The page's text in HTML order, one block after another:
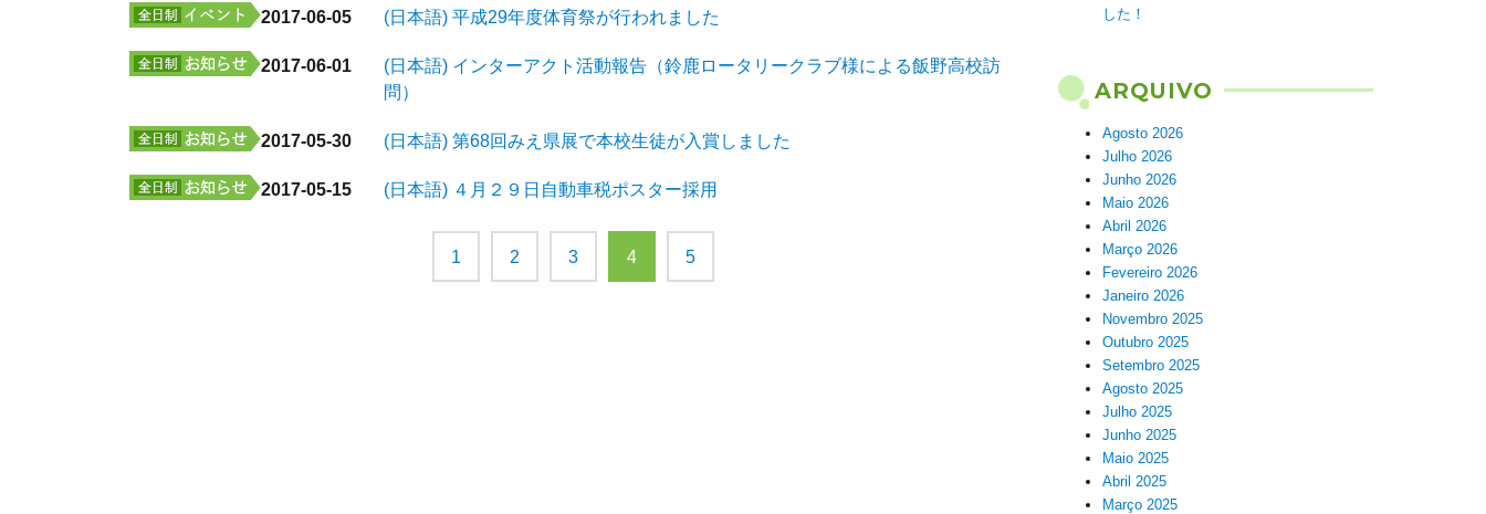
2017-06-05 (日本語) 平成29年度体育祭が行われました
2017-06-01
(日本語) インターアクト活動報告（鈴鹿ロータリークラブ様による飯野高校訪
問）
2017-05-30 (日本語) 第68回みえ県展で本校生徒が入賞しました
2017-05-15 (日本語) ４月２９日自動車税ポスター採用
1 2 3 4 5
した！
ARQUIVO
Agosto 2026
Julho 2026
Junho 2026
Maio 2026
Abril 2026
Março 2026
Fevereiro 2026
Janeiro 2026
Novembro 2025
Outubro 2025
Setembro 2025
Agosto 2025
Julho 2025
Junho 2025
Maio 2025
Abril 2025
Março 2025